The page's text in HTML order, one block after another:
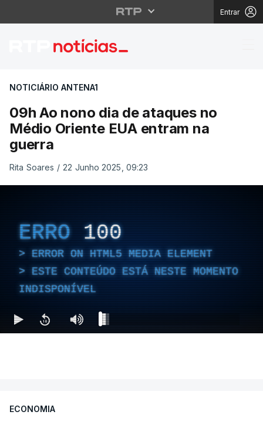
Entrar
09h Ao nono dia de
NOTICIÁRIO ANTENA1
09h Ao nono dia de ataques no
Médio Oriente EUA entram na
guerra
Rita Soares / 22 Junho 2025, 09:23
ERRO 100
ERROR ON HTML5 MEDIA ELEMENT
ESTE CONTEÚDO ESTÁ NESTE MOMENTO
INDISPONÍVEL
ECONOMIA